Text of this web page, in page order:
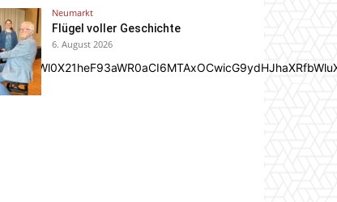
Neumarkt
Flügel voller Geschichte
6. August 2026